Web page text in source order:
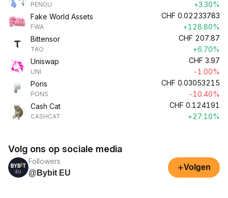
PENGU
+3.30%
Fake World Assets
FWA
CHF 0.02233783
+128.80%
Bittensor
TAO
CHF 207.87
+6.70%
Uniswap
UNI
CHF 3.97
-1.00%
Pons
PONS
CHF 0.03053215
-10.40%
Cash Cat
CASHCAT
CHF 0.124191
+27.10%
Volg ons op sociale media
Followers
@Bybit EU
+Volgen